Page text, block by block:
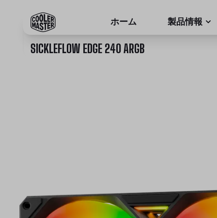
ホーム 製品情報
SICKLEFLOW EDGE 240 ARGB